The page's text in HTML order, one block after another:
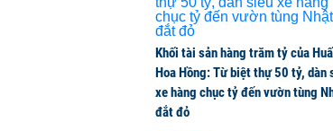
Chuyên gia Phạm
còn 'tắc nghẽn'
THỜI SỰ - 1 phút trước
VNPT nắm giữ hơn
Khối tài sản hàng trăm tỷ của
Hoa Hồng: Từ biệt thự 50 tỷ, dàn
xe hàng chục tỷ đến vườn tùng
đắt đỏ